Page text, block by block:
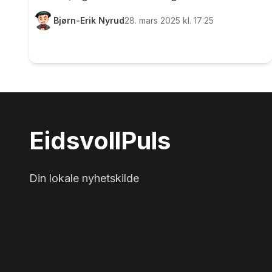
hun i september skal til Sør-Afrika. Der går
nemlig VM i dynamisk sportsskyting av
representerer Norge. EidsvollPuls tok turen til
både i Norge og Sverige. 13 år gamle Adelén
Sollyst klar for trening foran kveldens
Bjørn-Erik Nyrud28. mars 2025 kl. 17:25
EidsvollPuls
Din lokale nyhetskilde